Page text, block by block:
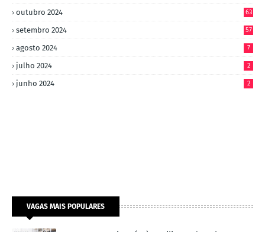
outubro 2024 63
setembro 2024 57
agosto 2024 7
julho 2024 2
junho 2024 2
VAGAS MAIS POPULARES